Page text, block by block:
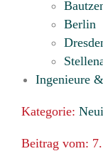
Berlin
Ingenieure
Kategorie:
Beitrag vom: